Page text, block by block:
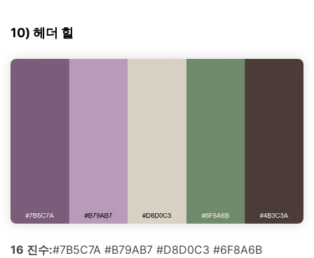
10) 헤더 힐
16 진수:#7B5C7A #B79AB7 #D8D0C3 #6F8A6B